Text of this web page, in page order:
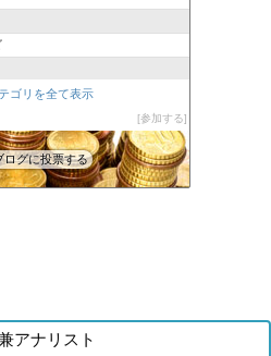
2022
は本当に勝てるのか検証してみた
ゴリを全て表示
参加する
ログに投票する
アナリスト